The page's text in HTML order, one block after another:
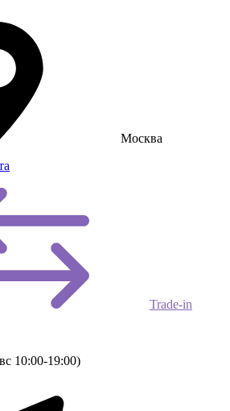
Москва
Trade-in
10:00-19:00)